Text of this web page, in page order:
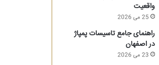
واقعیت
25 می 2026
راهنمای جامع تاسیسات پمپاژ
در اصفهان
23 می 2026